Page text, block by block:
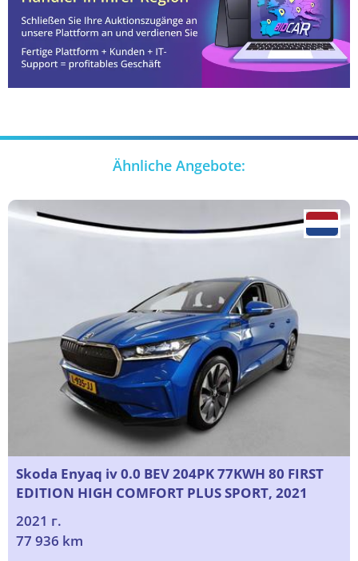
Ähnliche Angebote:
Skoda Enyaq iv 0.0 BEV 204PK 77KWH 80 FIRST
EDITION HIGH COMFORT PLUS SPORT, 2021
2021 г.
77 936 km